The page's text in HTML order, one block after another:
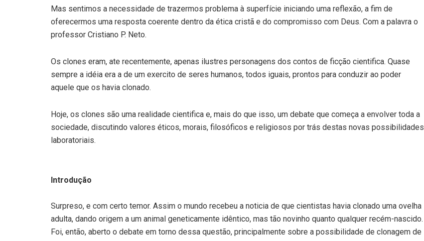
Mas sentimos a necessidade de trazermos problema à superfície iniciando uma reflexão, a fim de
oferecermos uma resposta coerente dentro da ética cristã e do compromisso com Deus. Com a palavra o
professor Cristiano P. Neto.
Os clones eram, ate recentemente, apenas ilustres personagens dos contos de ficção cientifica. Quase
sempre a idéia era a de um exercito de seres humanos, todos iguais, prontos para conduzir ao poder
aquele que os havia clonado.
Hoje, os clones são uma realidade cientifica e, mais do que isso, um debate que começa a envolver toda a
sociedade, discutindo valores éticos, morais, filosóficos e religiosos por trás destas novas possibilidades
laboratoriais.
Introdução
Surpreso, e com certo temor. Assim o mundo recebeu a noticia de que cientistas havia clonado uma ovelha
adulta, dando origem a um animal geneticamente idêntico, mas tão novinho quanto qualquer recém-nascido.
Foi, então, aberto o debate em torno dessa questão, principalmente sobre a possibilidade de clonagem de